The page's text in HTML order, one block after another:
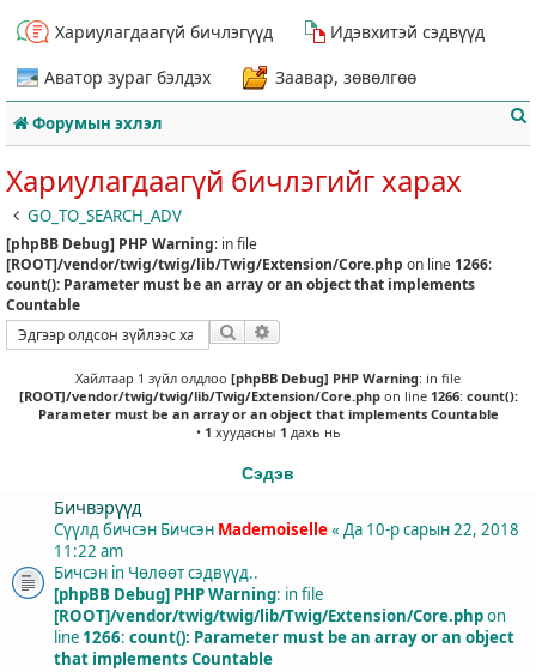
Хариулагдаагүй бичлэгүүд
Идэвхитэй сэдвүүд
Аватор зураг бэлдэх
Заавар, зөвөлгөө
Форумын эхлэл
Хариулагдаагүй бичлэгийг харах
GO_TO_SEARCH_ADV
[phpBB Debug] PHP Warning: in file
[ROOT]/vendor/twig/twig/lib/Twig/Extension/Core.php on line 1266:
count(): Parameter must be an array or an object that implements
Countable
Хайлт
Хайлтаар 1 зүйл олдлоо [phpBB Debug] PHP Warning: in file
[ROOT]/vendor/twig/twig/lib/Twig/Extension/Core.phpon line 1266: count():
Parameter must be an array or an object that implements Countable
• 1 хуудасны 1 дахь нь
Сэдэв
Бичвэрүүд
Сүүлд бичсэн Бичсэн Mademoiselle« Да 10-р сарын 22, 2018
11:22 am
Бичсэн in Чөлөөт сэдвүүд..
[phpBB Debug] PHP Warning: in file
[ROOT]/vendor/twig/twig/lib/Twig/Extension/Core.phpon
line 1266: count(): Parameter must be an array or an object
that implements Countable